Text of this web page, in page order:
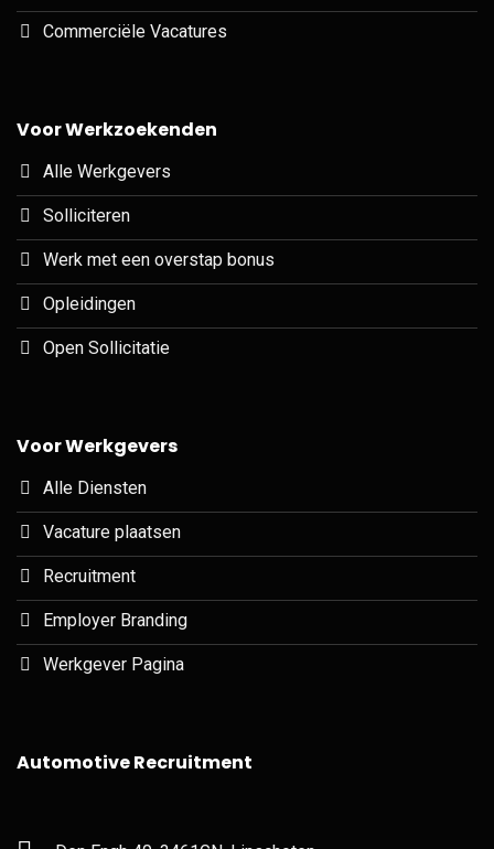
Commerciële Vacatures
Voor Werkzoekenden
Alle Werkgevers
Solliciteren
Werk met een overstap bonus
Opleidingen
Open Sollicitatie
Voor Werkgevers
Alle Diensten
Vacature plaatsen
Recruitment
Employer Branding
Werkgever Pagina
Automotive Recruitment